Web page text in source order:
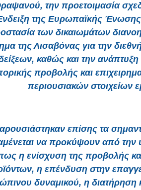
την προετοιμασία
της Ευρωπαϊκής
των δικαιωμάτων
της Λισαβόνας για την
καθώς και την
προβολής και
περιουσιακών στοιχείων
επίσης τα
να προκύψουν από την
η ενίσχυση της προβολής
η επένδυση στην
δυναμικού, η διατήρηση